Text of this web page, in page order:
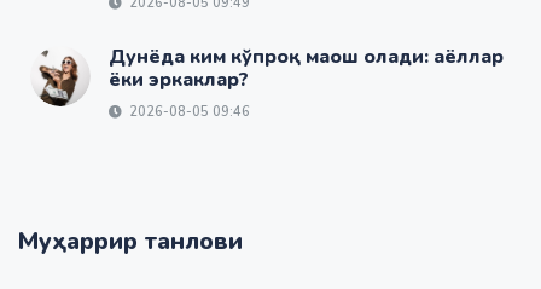
Дунёда ким кўпроқ маош олади: аёллар
ёки эркаклар?
2026-08-05 09:46
Муҳаррир танлови